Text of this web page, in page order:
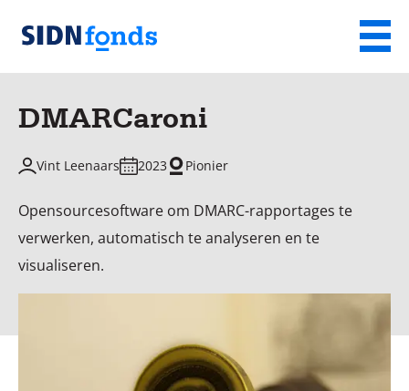
Sla de navigatie over en ga naar de inhoud
SIDN
Menu
DMARCaroni
Vint Leenaars 2023 Pionier
Opensourcesoftware om DMARC-rapportages te
verwerken, automatisch te analyseren en te
visualiseren.